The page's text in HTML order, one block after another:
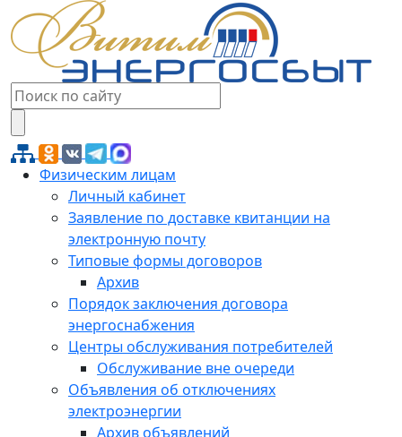
Физическим лицам
Личный кабинет
Заявление по доставке квитанции на
электронную почту
Типовые формы договоров
Архив
Порядок заключения договора
энергоснабжения
Центры обслуживания потребителей
Обслуживание вне очереди
Объявления об отключениях
электроэнергии
Архив объявлений